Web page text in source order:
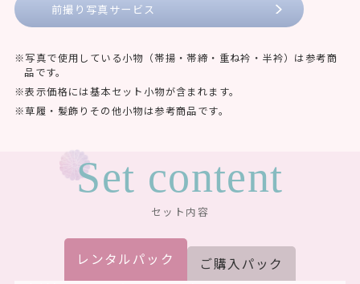
前撮り写真サービス
写真で使用している小物（帯揚・帯締・重ね衿・半衿）は参考商
品です。
表示価格には基本セット小物が含まれます。
草履・髪飾りその他小物は参考商品です。
Set content
セット内容
レンタルパック ご購入パック